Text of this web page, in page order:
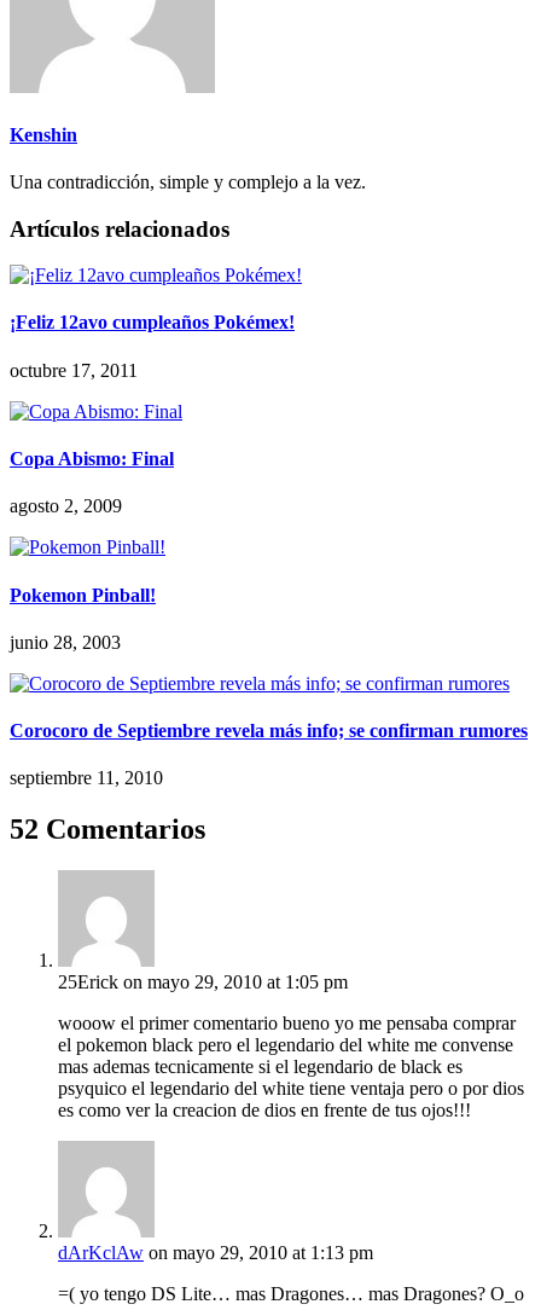
Kenshin
Una contradicción, simple y complejo a la vez.
Artículos relacionados
¡Feliz 12avo cumpleaños Pokémex!
octubre 17, 2011
Copa Abismo: Final
agosto 2, 2009
Pokemon Pinball!
junio 28, 2003
Corocoro de Septiembre revela más info; se confirman rumores
septiembre 11, 2010
52 Comentarios
25Erick on mayo 29, 2010 at 1:05 pm
wooow el primer comentario bueno yo me pensaba comprar
el pokemon black pero el legendario del white me convense
mas ademas tecnicamente si el legendario de black es
psyquico el legendario del white tiene ventaja pero o por dios
es como ver la creacion de dios en frente de tus ojos!!!
dArKclAw on mayo 29, 2010 at 1:13 pm
=( yo tengo DS Lite… mas Dragones… mas Dragones? O_o